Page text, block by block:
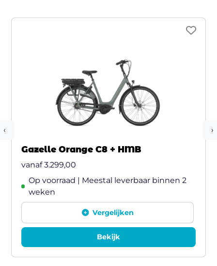
Gazelle Orange C8 + HMB
vanaf3.299,00
Op voorraad | Meestal leverbaar binnen 2
weken
Vergelijken
Bekijk
‹ ›